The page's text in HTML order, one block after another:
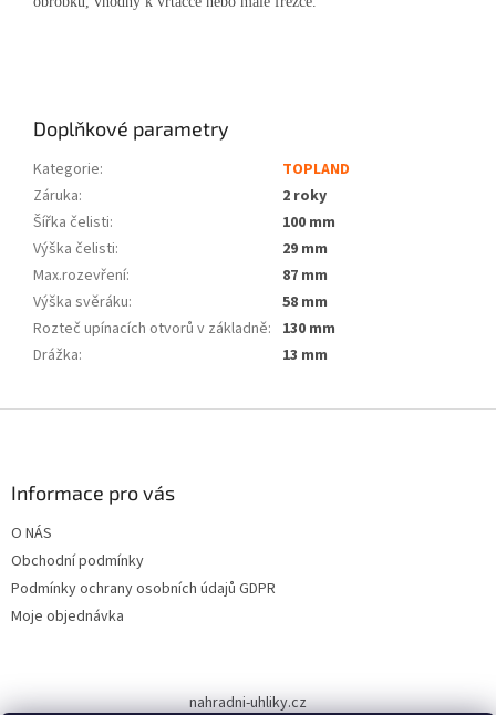
Doplňkové parametry
Kategorie:
TOPLAND
Záruka:
2 roky
Šířka čelisti:
100 mm
Výška čelisti:
29 mm
Max.rozevření:
87 mm
Výška svěráku:
58 mm
Rozteč upínacích otvorů v základně: 130 mm
Drážka: 13 mm
Informace pro vás
O NÁS
Obchodní podmínky
Podmínky ochrany osobních údajů GDPR
Moje objednávka
nahradni-uhliky.cz